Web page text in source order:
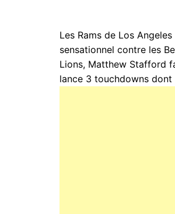
Les Rams de Los
sensationnel contre les
Lions, Matthew Stafford
lance 3 touchdowns